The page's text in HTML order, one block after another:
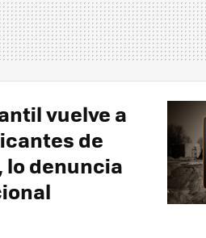
vuelve a
de
lo denuncia